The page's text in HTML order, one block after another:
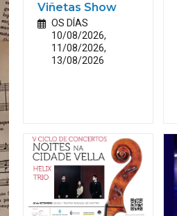
Viñetas Show
OS DÍAS
10/08/2026,
11/08/2026,
13/08/2026